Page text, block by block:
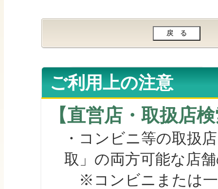
ご利用上の注意
【直営店・取扱店
・コンビニ等の取扱
取」の両方可能な店
※コンビニまたは一